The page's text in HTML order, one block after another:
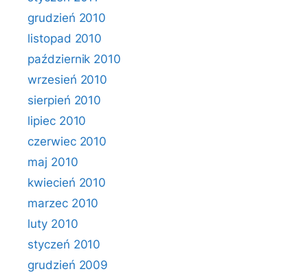
grudzień 2010
listopad 2010
październik 2010
wrzesień 2010
sierpień 2010
lipiec 2010
czerwiec 2010
maj 2010
kwiecień 2010
marzec 2010
luty 2010
styczeń 2010
grudzień 2009